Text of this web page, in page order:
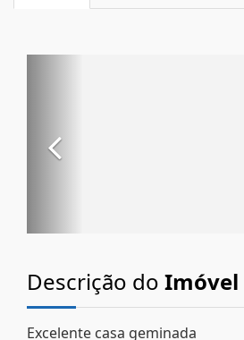
Descrição do Imóvel
Excelente casa geminada